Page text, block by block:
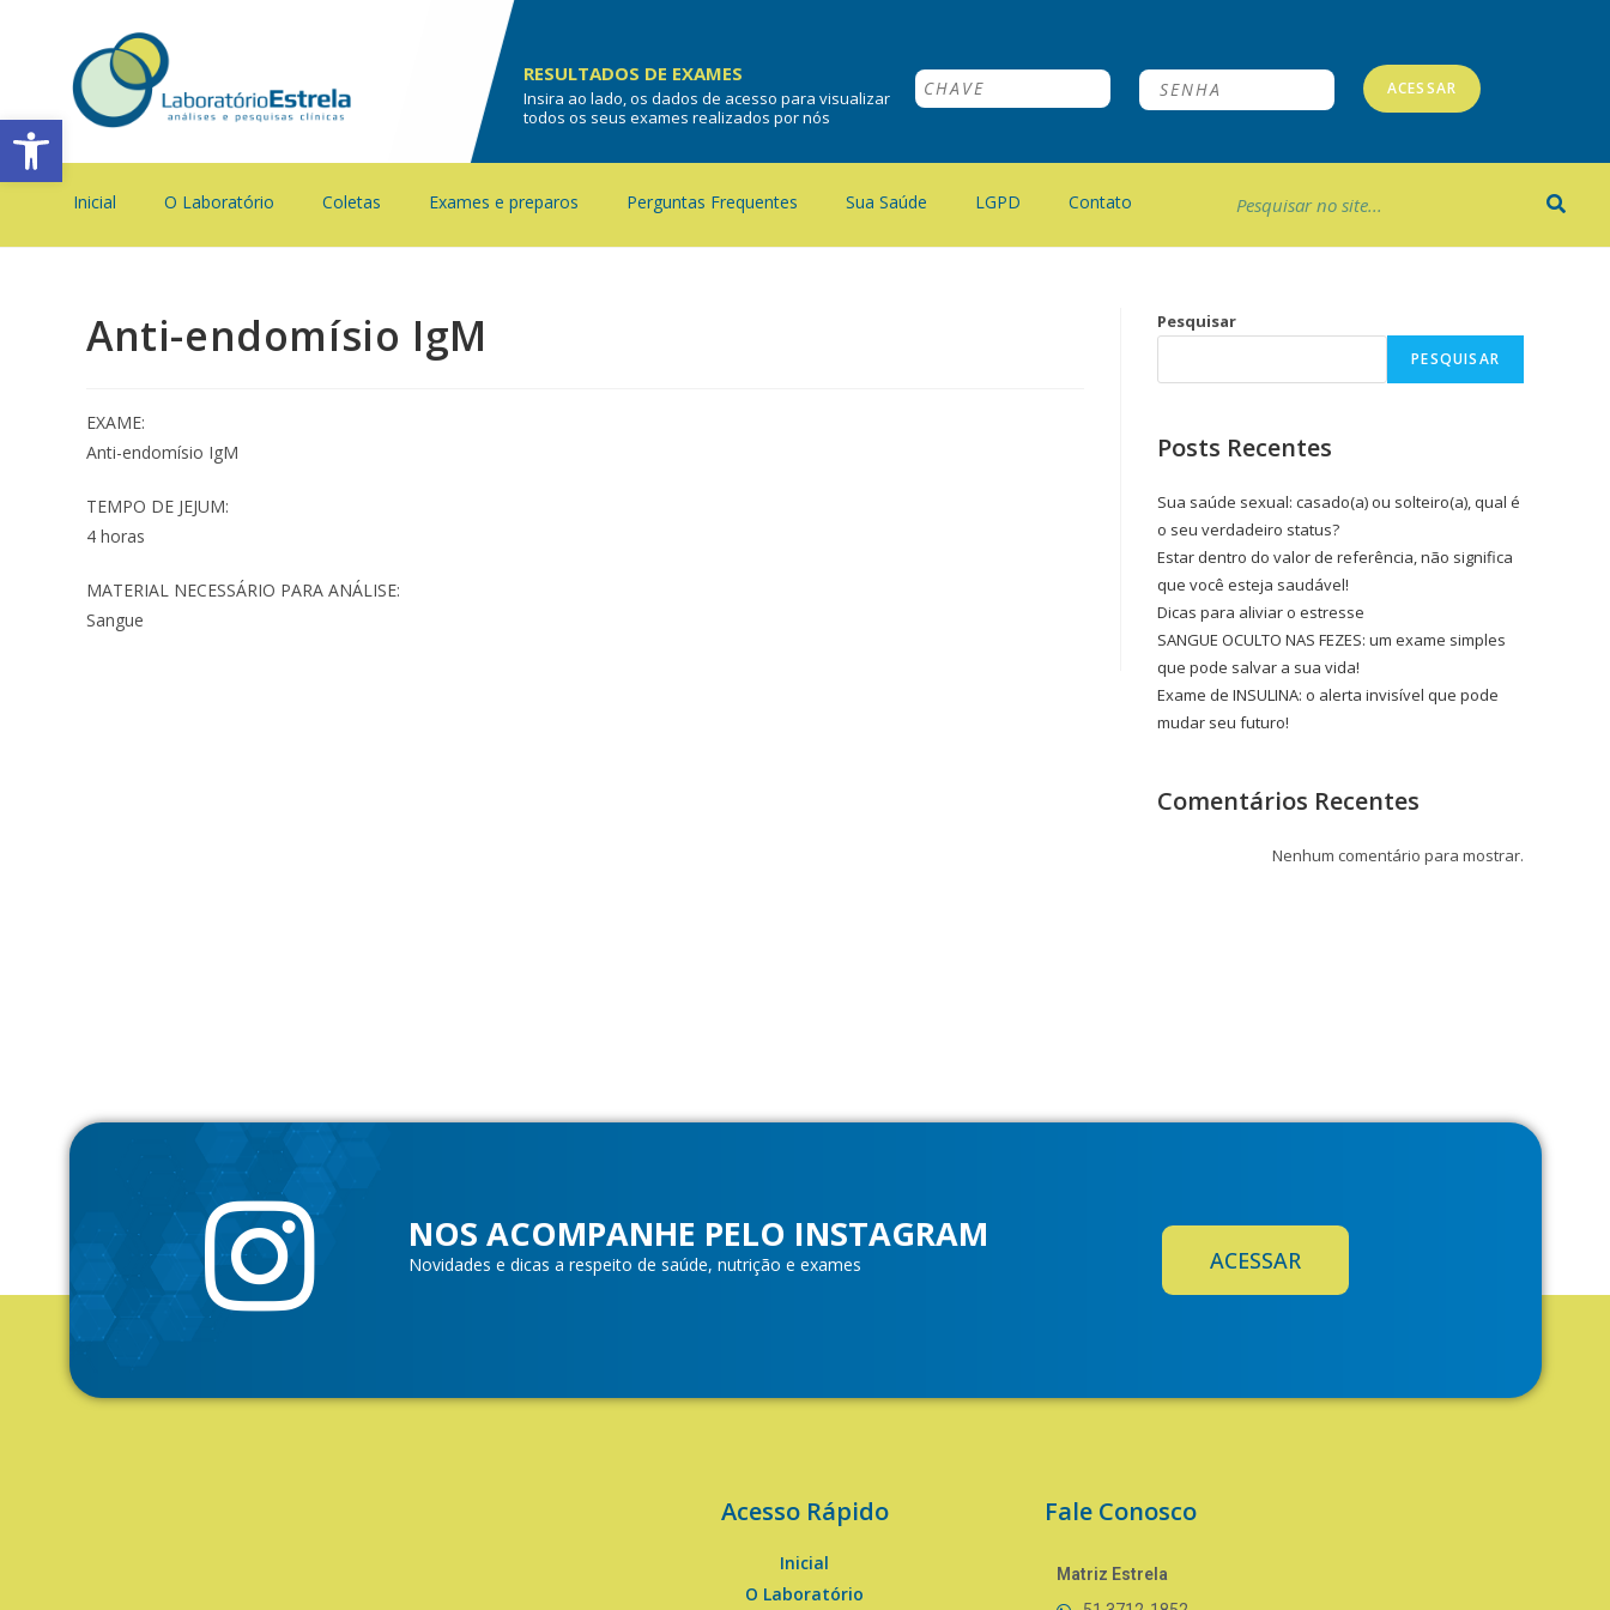
Barra de Ferramentas Aberta
RESULTADOS DE EXAMES
Insira ao lado, os dados de acesso para visualizar
todos os seus exames realizados por nós
ACESSAR
Inicial O Laboratório Coletas Exames e preparos Perguntas Frequentes Sua Saúde LGPD Contato
Anti-endomísio IgM
EXAME:
Anti-endomísio IgM
TEMPO DE JEJUM:
4 horas
MATERIAL NECESSÁRIO PARA ANÁLISE:
Sangue
Pesquisar
PESQUISAR
Posts Recentes
Sua saúde sexual: casado(a) ou solteiro(a), qual é
o seu verdadeiro status?
Estar dentro do valor de referência, não significa
que você esteja saudável!
Dicas para aliviar o estresse
SANGUE OCULTO NAS FEZES: um exame simples
que pode salvar a sua vida!
Exame de INSULINA: o alerta invisível que pode
mudar seu futuro!
Comentários Recentes
Nenhum comentário para mostrar.
NOS ACOMPANHE PELO INSTAGRAM
Novidades e dicas a respeito de saúde, nutrição e exames ACESSAR
Acesso Rápido
Inicial
O Laboratório
Fale Conosco
Matriz Estrela